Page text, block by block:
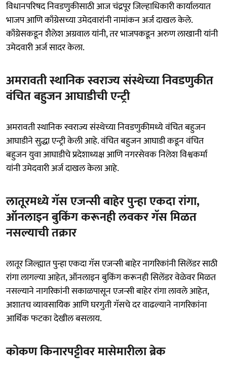
विधानपरिषद निवडणुकीसाठी आज चंद्रपूर जिल्हाधिकारी कार्यालयात
भाजप आणि काँग्रेसच्या उमेदवारांनी नामांकन अर्ज दाखल केले.
काँग्रेसकडून शैलेश अग्रवाल यांनी, तर भाजपकडून अरुण लाखानी यांनी
उमेदवारी अर्ज सादर केला.
अमरावती स्थानिक स्वराज्य संस्थेच्या निवडणुकीत
वंचित बहुजन आघाडीची एन्ट्री
अमरावती स्थानिक स्वराज्य संस्थेच्या निवडणुकीमध्ये वंचित बहुजन
आघाडीने सुद्धा एन्ट्री केली आहे. वंचित बहुजन आघाडी कडून वंचित
बहुजन युवा आघाडीचे प्रदेशाध्यक्ष आणि नगरसेवक निलेश विश्वकर्मा
यांनी उमेदवारी अर्ज दाखल केला आहे.
लातूरमध्ये गॅस एजन्सी बाहेर पुन्हा एकदा रांगा,
ऑनलाइन बुकिंग करूनही लवकर गॅस मिळत
नसल्याची तक्रार
लातूर जिल्ह्यात पुन्हा एकदा गॅस एजन्सी बाहेर नागरिकांनी सिलेंडर साठी
रांगा लागल्या आहेत, ऑनलाइन बुकिंग करूनही सिलेंडर वेळेवर मिळत
नसल्याने नागरिकांनी सकाळपासून एजन्सी बाहेर रांगा लावले आहेत,
अशातच व्यावसायिक आणि घरगुती गॅसचे दर वाढल्याने नागरिकांना
आर्थिक फटका देखील बसलाय.
कोकण किनारपट्टीवर मासेमारीला ब्रेक